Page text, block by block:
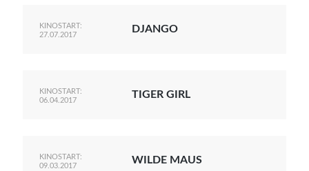
KINOSTART:
27.07.2017
DJANGO
KINOSTART:
06.04.2017
TIGER GIRL
KINOSTART:
09.03.2017
WILDE MAUS